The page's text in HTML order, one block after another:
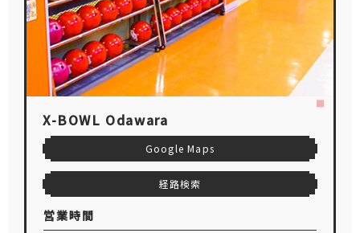
X-BOWL Odawara
Google Maps
経路検索
営業時間